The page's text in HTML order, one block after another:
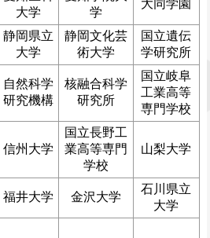
大学
学
大同学園
静岡県立
大学
静岡文化芸
術大学
国立遺伝
学研究所
自然科学
研究機構
核融合科学
研究所
国立岐阜
工業高等
専門学校
信州大学
国立長野工
業高等専門
学校
山梨大学
福井大学 金沢大学
石川県立
大学